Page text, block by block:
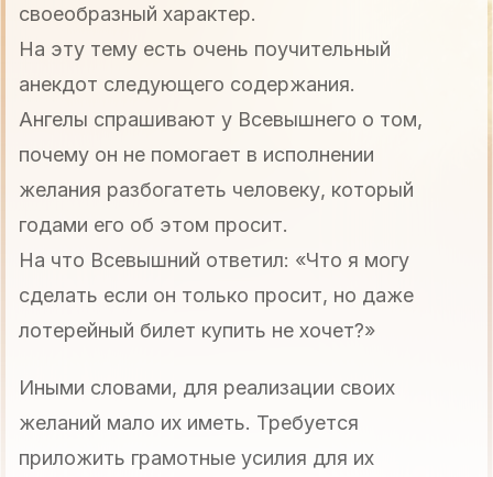
своеобразный характер.
На эту тему есть очень поучительный
анекдот следующего содержания.
Ангелы спрашивают у Всевышнего о том,
почему он не помогает в исполнении
желания разбогатеть человеку, который
годами его об этом просит.
На что Всевышний ответил: «Что я могу
сделать если он только просит, но даже
лотерейный билет купить не хочет?»
Иными словами, для реализации своих
желаний мало их иметь. Требуется
приложить грамотные усилия для их